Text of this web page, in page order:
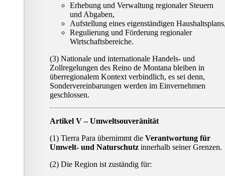
Erhebung und Verwaltung regionaler Steuern
und Abgaben,
Aufstellung eines eigenständigen
Regulierung und Förderung regionaler
Wirtschaftsbereiche.
(3) Nationale und internationale Handels- und
Zollregelungen des Reino de Montana bleiben in
überregionalem Kontext verbindlich, es sei denn,
Sondervereinbarungen werden im Einvernehmen
geschlossen.
Artikel V – Umweltsouveränität
(1) Tierra Para übernimmt die Verantwortung für
Umwelt- und Naturschutz innerhalb seiner Grenzen.
(2) Die Region ist zuständig für: